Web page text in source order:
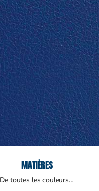
MATIÈRES
De toutes les couleurs…